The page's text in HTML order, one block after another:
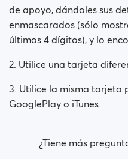
de apoyo, dándoles sus
enmascarados (sólo
últimos 4 dígitos), y lo
2. Utilice una tarjeta
3. Utilice la misma tarjeta
GooglePlay o iTunes.
¿Tiene más